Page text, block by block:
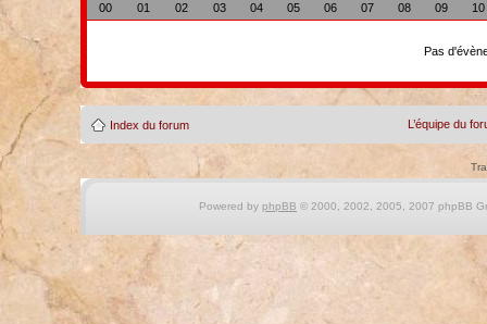
00 01 02 03 04 05 06 07 08 09 10
Pas
Index du forum L’équipe du
Powered by phpBB © 2000, 2002, 2005, 2007 phpBB